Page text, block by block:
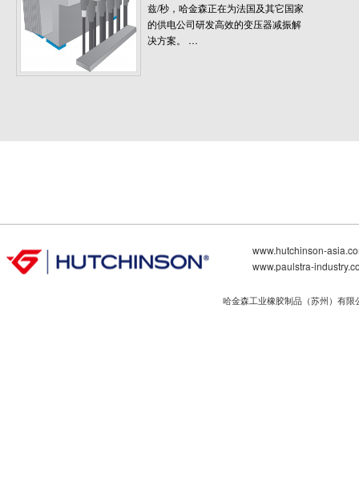
兹/秒，哈金森正在为法国及其它国家
的供电公司研发高效的变压器减振解
决方案。 …
www.hutchinson-
www.paulstra-
哈金森工业橡胶制品（苏州）有限